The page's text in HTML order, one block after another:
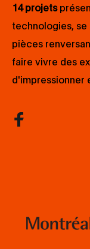
14 projets
technologies,
pièces
faire vivre des
d'impressionner